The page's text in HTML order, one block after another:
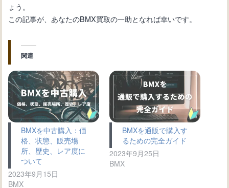
ょう。
この記事が、あなたのBMX買取の一助となれば幸いです。
関連
BMXを中古購入：価
格、状態、販売場
所、歴史、レア度に
ついて
2023年9月15日
BMX
BMXを通販で購入す
るための完全ガイド
2023年9月25日
BMX